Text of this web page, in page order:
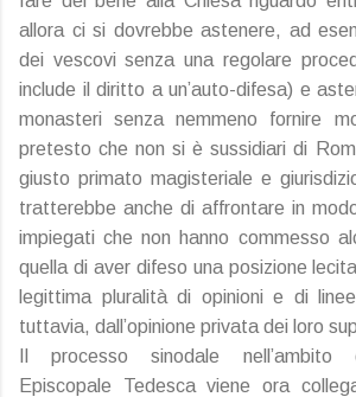
allora ci si dovrebbe astenere, ad
dei vescovi senza una regolare
include il diritto a un’auto-difesa) e
monasteri senza nemmeno fornire
pretesto che non si è sussidiari di
giusto primato magisteriale e
tratterebbe anche di affrontare in
impiegati che non hanno commesso
quella di aver difeso una posizione
legittima pluralità di opinioni e di
tuttavia, dall’opinione privata dei loro
Il processo sinodale nell’ambito
Episcopale Tedesca viene ora